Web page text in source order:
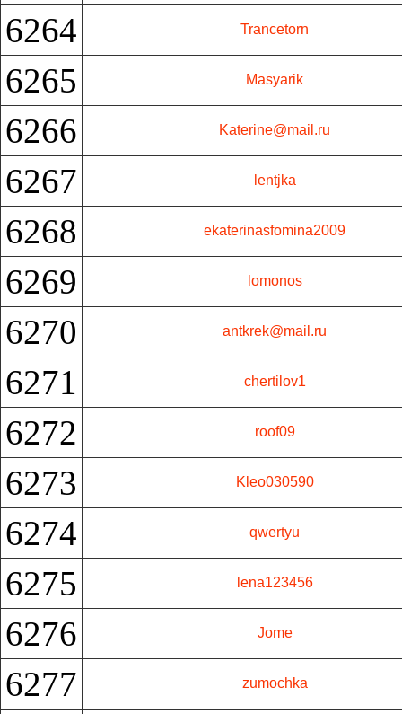
6264 Trancetorn
6265 Masyarik
6266 Katerine@mail.ru
6267 lentjka
6268 ekaterinasfomina2009
6269 lomonos
6270 antkrek@mail.ru
6271 chertilov1
6272 roof09
6273 Kleo030590
6274 qwertyu
6275 lena123456
6276 Jome
6277 zumochka